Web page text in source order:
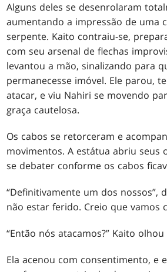
Alguns deles se desenrolaram
aumentando a impressão de uma
serpente. Kaito contraiu-se,
com seu arsenal de flechas
levantou a mão, sinalizando para
permanecesse imóvel. Ele parou,
atacar, e viu Nahiri se movendo
graça cautelosa.
Os cabos se retorceram e
movimentos. A estátua abriu seus
se debater conforme os cabos
“Definitivamente um dos nossos”,
não estar ferido. Creio que vamos
“Então nós atacamos?” Kaito
Ela acenou com consentimento, e